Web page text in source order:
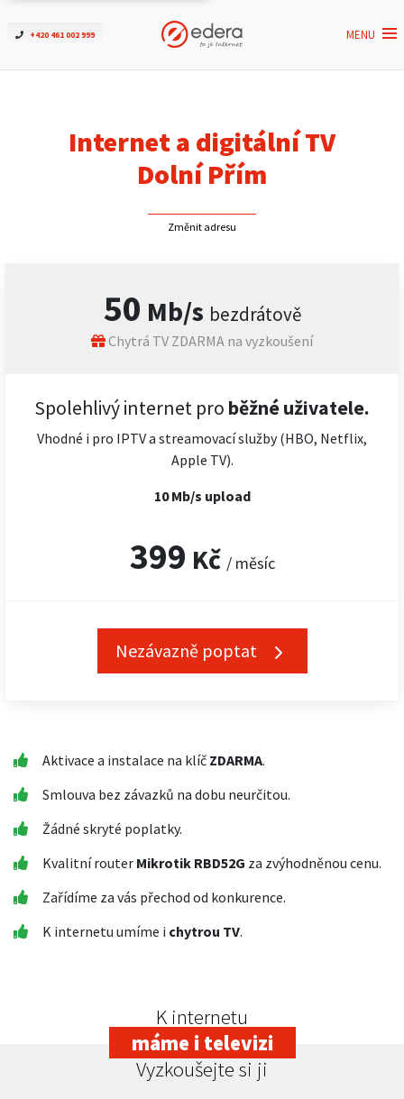
+420 461 002 999 MENU
Ověřit dostupnost
ČEZNET TV
Kontakt
Internet a digitální TV
Dolní Přím
Změnit adresu
50 Mb/s bezdrátově
Chytrá TV ZDARMA na vyzkoušení
Spolehlivý internet pro běžné uživatele.
Vhodné i pro IPTV a streamovací služby (HBO, Netflix,
Apple TV).
10 Mb/s upload
399 Kč / měsíc
Nezávazně poptat
Aktivace a instalace na klíč ZDARMA.
Smlouva bez závazků na dobu neurčitou.
Žádné skryté poplatky.
Kvalitní router Mikrotik RBD52G za zvýhodněnou cenu.
Zařídíme za vás přechod od konkurence.
K internetu umíme i chytrou TV.
K internetu
máme i televizi
Vyzkoušejte si ji